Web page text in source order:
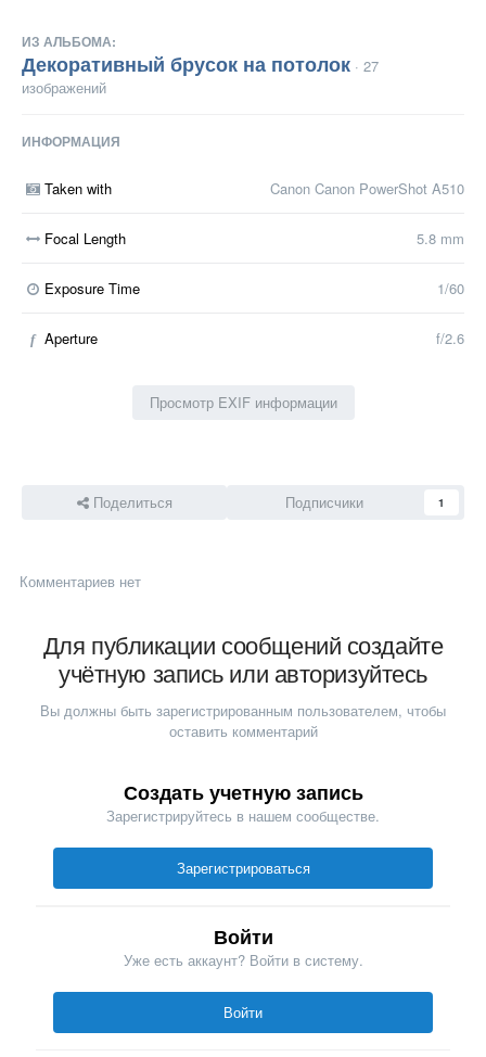
ИЗ АЛЬБОМА:
Декоративный брусок на потолок · 27
изображений
ИНФОРМАЦИЯ
Taken with Canon Canon PowerShot A510
Focal Length 5.8 mm
Exposure Time 1/60
f Aperture f/2.6
Просмотр EXIF информации
Поделиться Подписчики 1
Комментариев нет
Для публикации сообщений создайте
учётную запись или авторизуйтесь
Вы должны быть зарегистрированным пользователем, чтобы
оставить комментарий
Создать учетную запись
Зарегистрируйтесь в нашем сообществе.
Зарегистрироваться
Войти
Уже есть аккаунт? Войти в систему.
Войти